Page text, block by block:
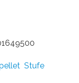
Stufe